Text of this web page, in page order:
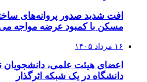
افت شدید صدور پروانه‌های
مسکن با کمبود عرضه مواجه
۱۶ مرداد ۱۴۰۵
اعضای هیئت علمی، دانشجویان
دانشگاه در یک شبکه‌ اثرگذار